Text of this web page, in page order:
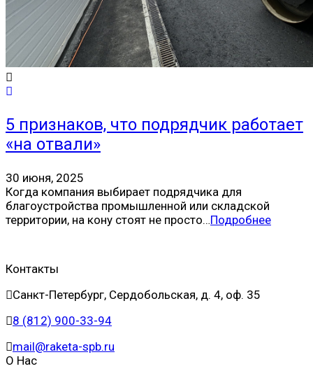
5 признаков, что подрядчик работает
«на отвали»
30 июня, 2025
Когда компания выбирает подрядчика для
благоустройства промышленной или складской
территории, на кону стоят не просто…Подробнее
Контакты
Санкт-Петербург, Сердобольская, д. 4, оф. 35
8 (812) 900-33-94
mail@raketa-spb.ru
О Нас